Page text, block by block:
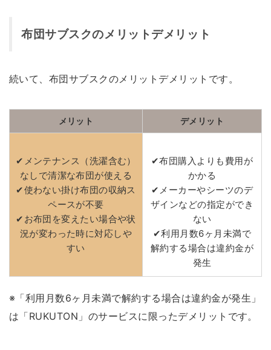
布団サブスクのメリットデメリット
続いて、布団サブスクのメリットデメリットです。
メリット デメリット
✔メンテナンス（洗濯含む）
なしで清潔な布団が使える
✔使わない掛け布団の収納ス
ペースが不要
✔お布団を変えたい場合や状
況が変わった時に対応しや
すい
✔布団購入よりも費用が
かかる
✔メーカーやシーツのデ
ザインなどの指定ができ
ない
✔利用月数6ヶ月未満で
解約する場合は違約金が
発生
※「利用月数6ヶ月未満で解約する場合は違約金が発生」
は「RUKUTON」のサービスに限ったデメリットです。